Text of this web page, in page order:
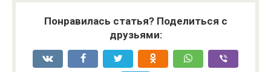
Понравилась статья? Поделиться с
друзьями: